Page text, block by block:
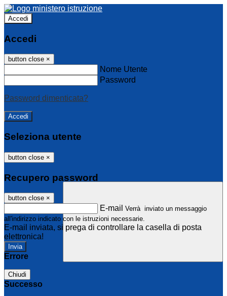
Accedi
Accedi
button close ×
Nome Utente
Password
Password dimenticata?
Seleziona utente
button close ×
Recupero password
button close ×
E-mail Verrà inviato un messaggio
all'indirizzo indicato con le istruzioni necessarie.
E-mail inviata, si prega di controllare la casella di posta
elettronica!
Errore
Chiudi
Successo